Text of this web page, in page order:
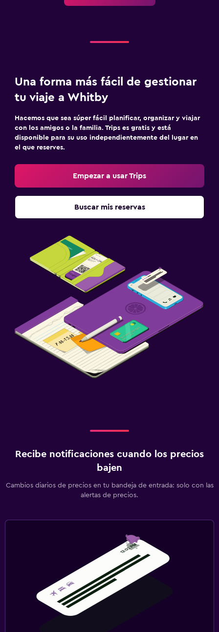
Una forma más fácil de gestionar
tu viaje a Whitby
Hacemos que sea súper fácil planificar, organizar y viajar
con los amigos o la familia. Trips es gratis y está
disponible para su uso independientemente del lugar en
el que reserves.
Empezar a usar Trips
Buscar mis reservas
Recibe notificaciones cuando los precios
bajen
Cambios diarios de precios en tu bandeja de entrada: solo con las
alertas de precios.